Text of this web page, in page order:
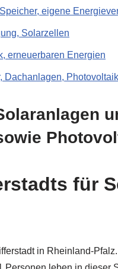
eigene
Solarzellen
erneuerbaren Energien
Dachanlagen,
für
in Rheinland-